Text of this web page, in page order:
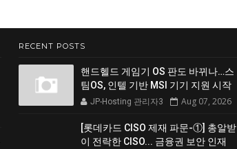
RECENT POSTS
핸드헬드 게임기 OS 판도 바뀌나…스
팀OS, 인텔 기반 MSI 기기 지원 시작
JP-Hosting 관리자3 Aug 07, 2026
[롯데카드 CISO 제재 파문-①] 총알받
이 전락한 CISO... 금융권 보안 인재